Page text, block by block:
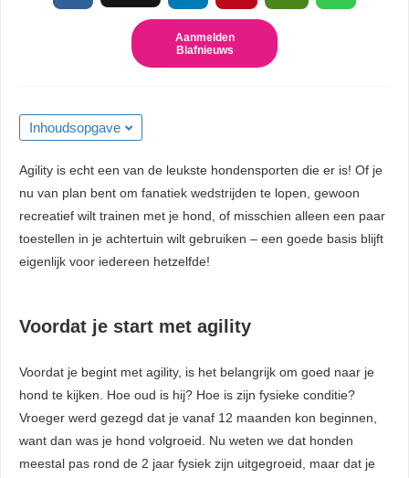
Aanmelden
Blafnieuws
Inhoudsopgave
Agility is echt een van de leukste hondensporten die er is! Of je
nu van plan bent om fanatiek wedstrijden te lopen, gewoon
recreatief wilt trainen met je hond, of misschien alleen een paar
toestellen in je achtertuin wilt gebruiken – een goede basis blijft
eigenlijk voor iedereen hetzelfde!
Voordat je start met agility
Voordat je begint met agility, is het belangrijk om goed naar je
hond te kijken. Hoe oud is hij? Hoe is zijn fysieke conditie?
Vroeger werd gezegd dat je vanaf 12 maanden kon beginnen,
want dan was je hond volgroeid. Nu weten we dat honden
meestal pas rond de 2 jaar fysiek zijn uitgegroeid, maar dat je
cookies
te
de
Hierdoor
relevante